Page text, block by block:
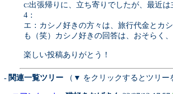
c:出張帰りに、立ち寄りでしたが、最近は
4：
エ：カシノ好きの方々は、旅行代金とカ
も（笑）カシノ好きの回答は、おそらく
楽しい投稿ありがとう！
- 関連一覧ツリー （▼ をクリックするとツリー